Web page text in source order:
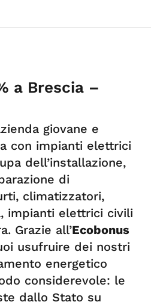
a Brescia –
giovane e
con impianti elettrici
dell’installazione,
di
climatizzatori,
impianti elettrici civili
Grazie all’Ecobonus
usufruire dei nostri
energetico
considerevole: le
dallo Stato su